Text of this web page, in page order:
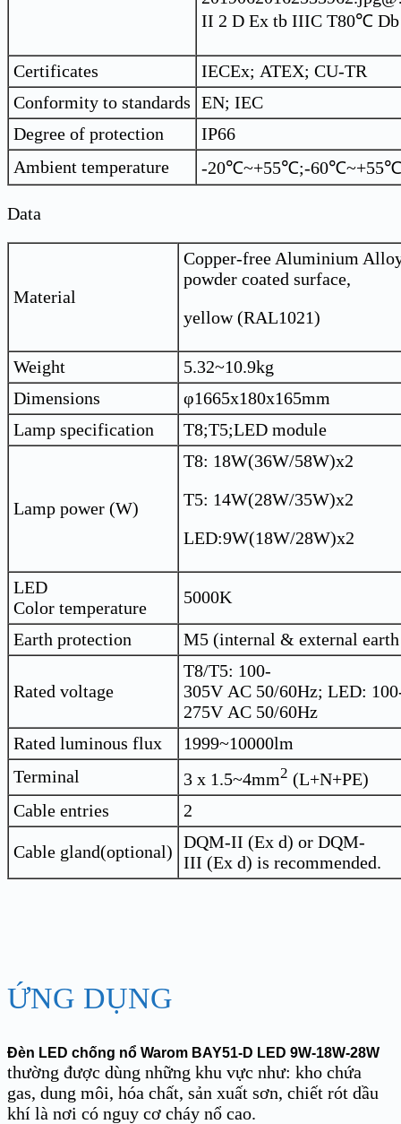
II 2 D Ex tb IIIC T80℃ Db
Certificates
IECEx; ATEX; CU-TR
Conformity to standards EN; IEC
Degree of protection
IP66
Ambient temperature
-20℃~+55℃;-60℃~+55℃
Data
Material
Copper-free Aluminium
powder coated surface,
yellow (RAL1021)
Weight
5.32~10.9kg
Dimensions
φ1665x180x165mm
Lamp specification
T8;T5;LED module
Lamp power (W)
T8: 18W(36W/58W)x2
T5: 14W(28W/35W)x2
LED:9W(18W/28W)x2
LED
Color temperature
5000K
Earth protection M5 (internal & external
Rated voltage
T8/T5: 100-
305V AC 50/60Hz; LED:
275V AC 50/60Hz
Rated luminous flux
1999~10000lm
Terminal
3 x 1.5~4mm2 (L+N+PE)
Cable entries
2
Cable gland(optional) DQM-II (Ex d) or DQM-
III (Ex d) is recommended.
ỨNG DỤNG
Đèn LED chống nổ Warom BAY51-D LED 9W-18W-28W
thường được dùng những khu vực như: kho chứa
gas, dung môi, hóa chất, sản xuất sơn, chiết rót dầu
khí là nơi có nguy cơ cháy nổ cao.